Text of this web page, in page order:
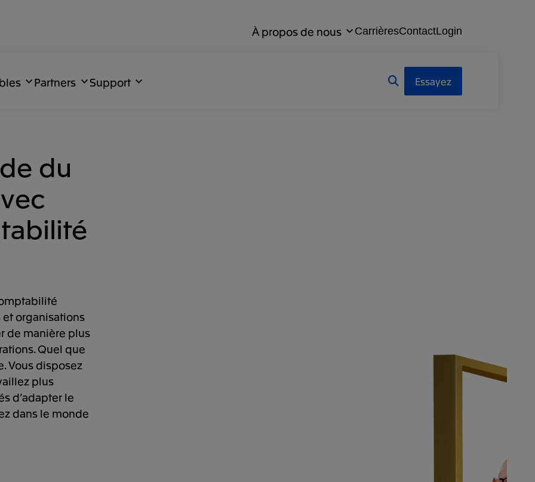
Partners Support Essayez
À propos de nous CarrièresContactLogin
du
organisations
de manière plus
Quel que
Vous disposez
plus
d’adapter le
dans le monde